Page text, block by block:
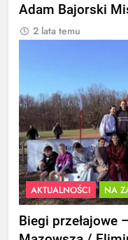
Adam Bajorski
2 lata temu
AKTUALNOŚCI NA
Biegi przełajowe